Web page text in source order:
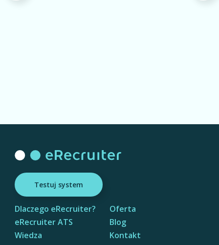
Testuj system
Dlaczego eRecruiter?
eRecruiter ATS
Wiedza
Oferta
Blog
Kontakt